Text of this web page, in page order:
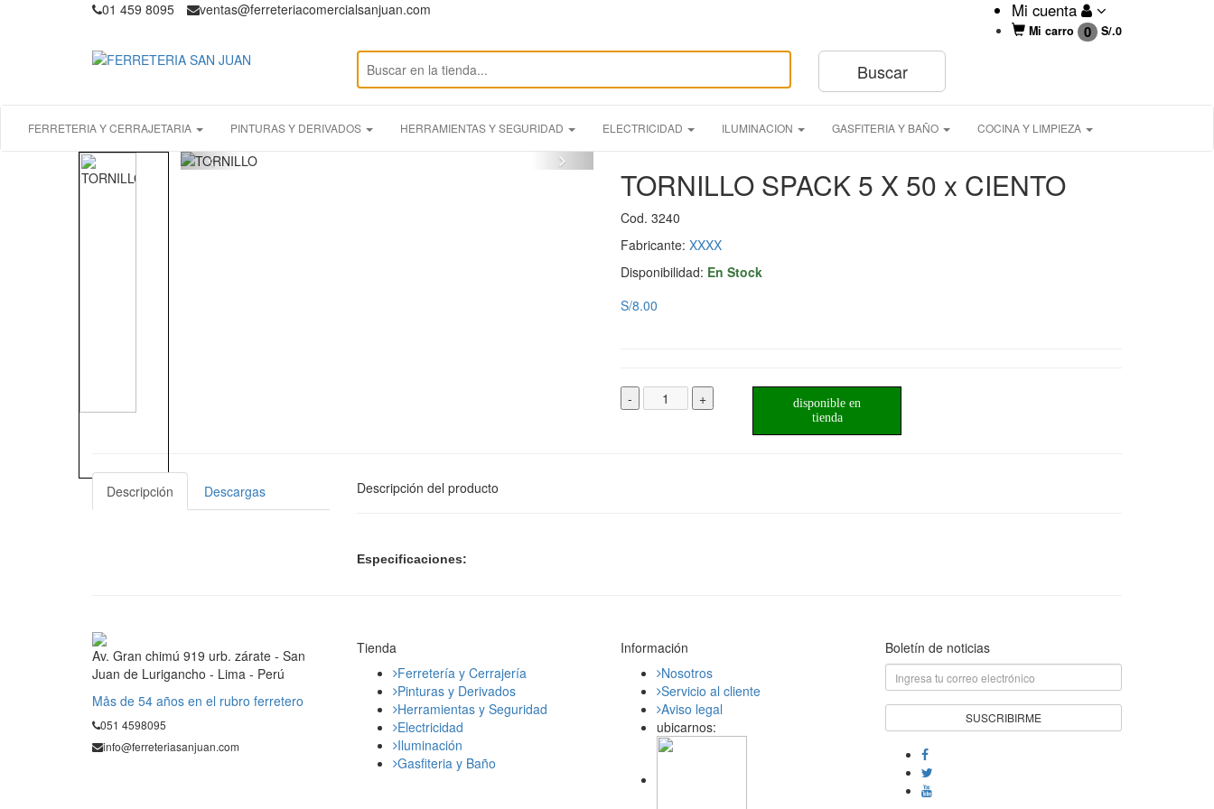
01 459 8095 ventas@ferreteriacomercialsanjuan.com Mi cuenta
Mi carro 0 S/.0
FERRETERIA Y CERRAJETARIA PINTURAS Y DERIVADOS HERRAMIENTAS Y SEGURIDAD ELECTRICIDAD ILUMINACION GASFITERIA Y BAÑO COCINA Y LIMPIEZA
TORNILLO SPACK 5 X 50 x CIENTO
Cod. 3240
Fabricante: XXXX
Disponibilidad: En Stock
S/8.00
- +
disponible en
tienda
Descripción Descargas Descripción del producto
Especificaciones:
Av. Gran chimú 919 urb. zárate - San
Juan de Lurigancho - Lima - Perú
Mås de 54 años en el rubro ferretero
051 4598095
info@ferreteriasanjuan.com
Tienda
Ferretería y Cerrajería
Pinturas y Derivados
Herramientas y Seguridad
Electricidad
Iluminación
Gasfiteria y Baño
Información
Nosotros
Servicio al cliente
Aviso legal
ubicarnos:
Boletín de noticias